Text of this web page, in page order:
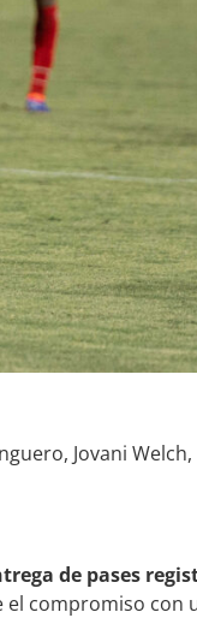
Jovani Welch,
de pases
el compromiso con